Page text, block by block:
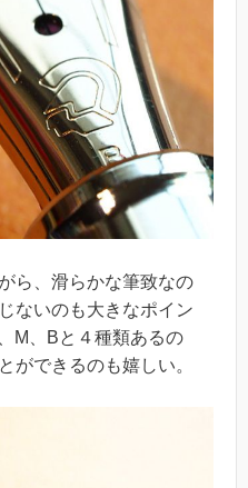
ら、滑らかな筆致なの
ないのも大きなポイン
M、Bと４種類あるの
ができるのも嬉しい。